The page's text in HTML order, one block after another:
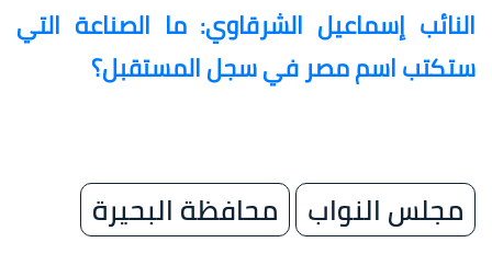
النائب إسماعيل الشرقاوي: ما الصناعة التي
ستكتب اسم مصر في سجل المستقبل؟
مجلس النواب
محافظة البحيرة